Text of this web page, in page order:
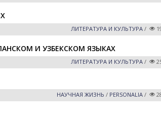
ЛИТЕРАТУРА И КУЛЬТУРА /
И УЗБЕКСКОМ ЯЗЫКАХ
ЛИТЕРАТУРА И КУЛЬТУРА /
НАУЧНАЯ ЖИЗНЬ / PERSONALIA /